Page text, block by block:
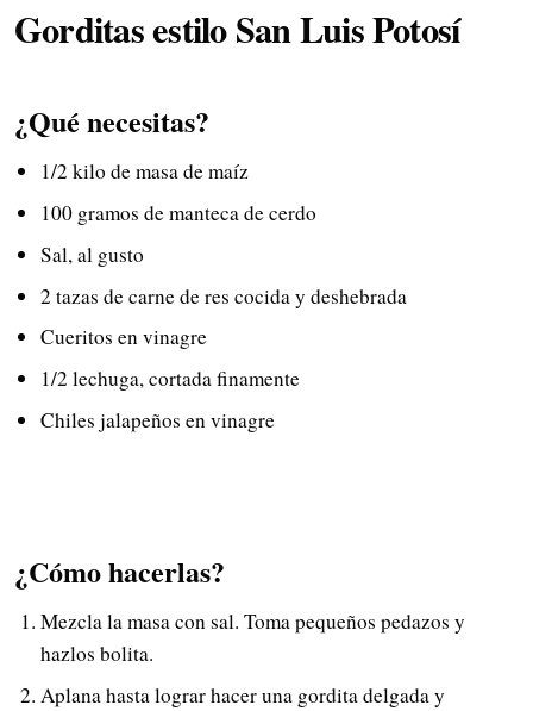
Gorditas estilo San Luis Potosí
¿Qué necesitas?
1/2 kilo de masa de maíz
100 gramos de manteca de cerdo
Sal, al gusto
2 tazas de carne de res cocida y deshebrada
Cueritos en vinagre
1/2 lechuga, cortada finamente
Chiles jalapeños en vinagre
¿Cómo hacerlas?
Mezcla la masa con sal. Toma pequeños pedazos y
hazlos bolita.
Aplana hasta lograr hacer una gordita delgada y